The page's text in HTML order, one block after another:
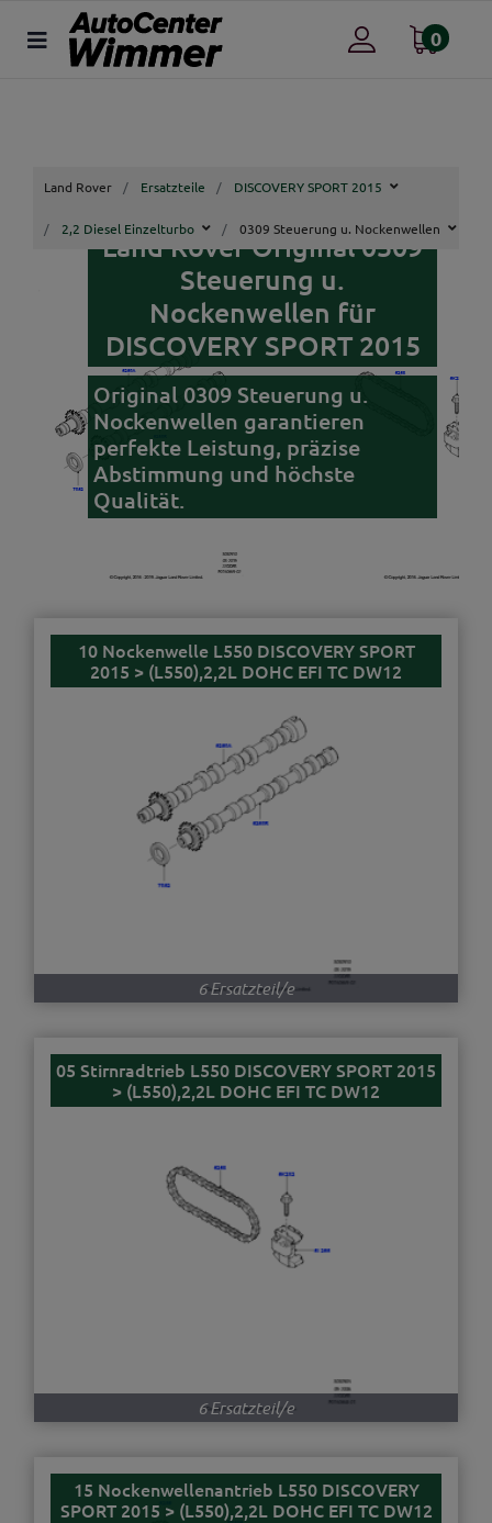
0
Land Rover Ersatzteile DISCOVERY SPORT 2015
2,2 Diesel Einzelturbo 0309 Steuerung u. Nockenwellen
Land Rover Original 0309
Steuerung u.
Nockenwellen für
DISCOVERY SPORT 2015
Original 0309 Steuerung u.
Nockenwellen garantieren
perfekte Leistung, präzise
Abstimmung und höchste
Qualität.
10 Nockenwelle L550 DISCOVERY SPORT
2015 > (L550),2,2L DOHC EFI TC DW12
6 Ersatzteil/e
05 Stirnradtrieb L550 DISCOVERY SPORT 2015
> (L550),2,2L DOHC EFI TC DW12
6 Ersatzteil/e
15 Nockenwellenantrieb L550 DISCOVERY
SPORT 2015 > (L550),2,2L DOHC EFI TC DW12